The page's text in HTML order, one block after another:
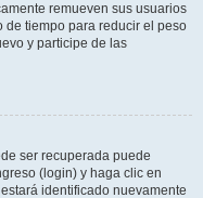
remueven sus usuarios
tiempo para reducir el peso
y participe de las
ser recuperada puede
(login) y haga clic en
identificado nuevamente